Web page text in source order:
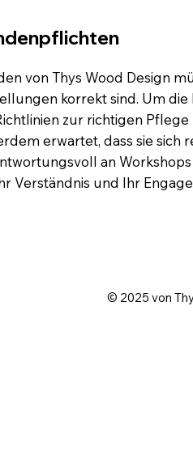
von Thys Wood Design
korrekt sind. Um
zur richtigen
erwartet, dass sie sich
an
Verständnis und Ihr
© 2025 von